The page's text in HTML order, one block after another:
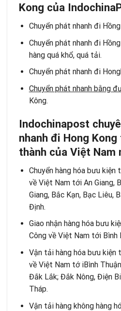
Kong của
Chuyển phát nhanh đi
Chuyển phát nhanh đi
hàng quá khổ, quá tải.
Chuyển phát nhanh đi
Chuyển phát nhanh bằng
Kông.
Indochinapost
nhanh đi Hong
thành của Việt Nam
Chuyển hàng hóa bưu
về Việt Nam tới An Giang,
Giang, Bắc Kạn, Bạc Liêu,
Định.
Giao nhận hàng hóa bưu
Công về Việt Nam tới Bình
Vận tải hàng hóa bưu
về Việt Nam tớ iBình
Đắk Lắk; Đắk Nông, Điện
Tháp.
Vận tải hàng không hàng